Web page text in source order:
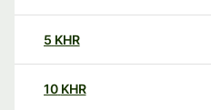
5 KHR
10 KHR